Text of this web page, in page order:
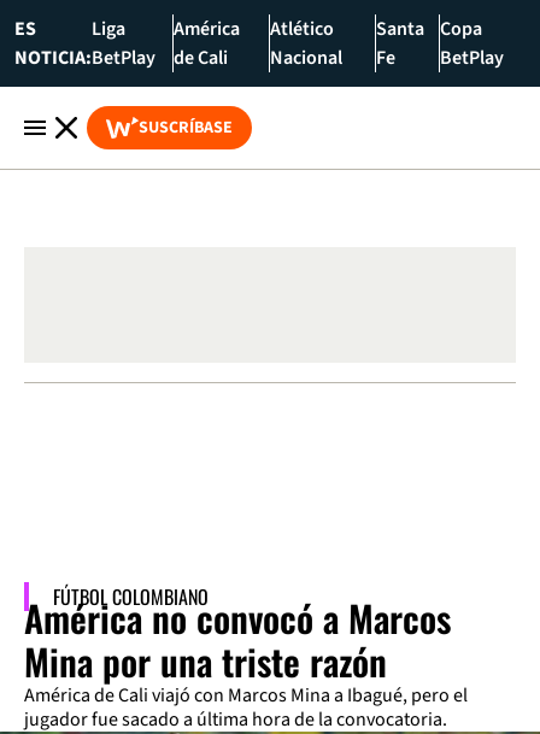
ES
NOTICIA:
Liga
BetPlay
América
de Cali
Atlético
Nacional
Santa
Fe
Copa
BetPlay
SUSCRÍBASE
FÚTBOL COLOMBIANO
América no convocó a Marcos
Mina por una triste razón
América de Cali viajó con Marcos Mina a Ibagué, pero el
jugador fue sacado a última hora de la convocatoria.